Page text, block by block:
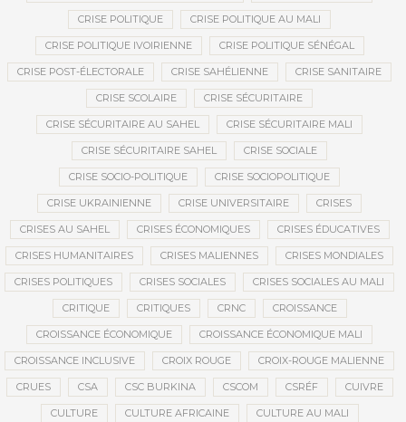
CRISE POLITIQUE CRISE POLITIQUE AU MALI
CRISE POLITIQUE IVOIRIENNE CRISE POLITIQUE SÉNÉGAL
CRISE POST-ÉLECTORALE CRISE SAHÉLIENNE CRISE SANITAIRE
CRISE SCOLAIRE CRISE SÉCURITAIRE
CRISE SÉCURITAIRE AU SAHEL CRISE SÉCURITAIRE MALI
CRISE SÉCURITAIRE SAHEL CRISE SOCIALE
CRISE SOCIO-POLITIQUE CRISE SOCIOPOLITIQUE
CRISE UKRAINIENNE CRISE UNIVERSITAIRE CRISES
CRISES AU SAHEL CRISES ÉCONOMIQUES CRISES ÉDUCATIVES
CRISES HUMANITAIRES CRISES MALIENNES CRISES MONDIALES
CRISES POLITIQUES CRISES SOCIALES CRISES SOCIALES AU MALI
CRITIQUE CRITIQUES CRNC CROISSANCE
CROISSANCE ÉCONOMIQUE CROISSANCE ÉCONOMIQUE MALI
CROISSANCE INCLUSIVE CROIX ROUGE CROIX-ROUGE MALIENNE
CRUES CSA CSC BURKINA CSCOM CSRÉF CUIVRE
CULTURE CULTURE AFRICAINE CULTURE AU MALI